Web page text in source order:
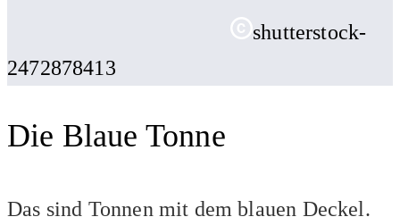
shutterstock-
2472878413
Die Blaue Tonne
Das sind Tonnen mit dem blauen Deckel.